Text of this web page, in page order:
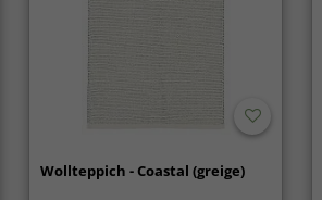
Wollteppich - Coastal (greige)